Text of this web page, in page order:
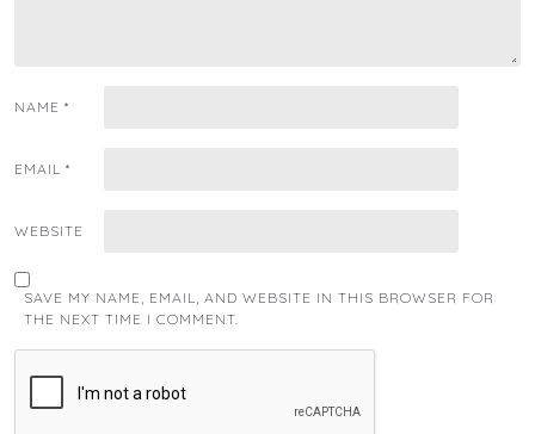
NAME *
EMAIL *
WEBSITE
SAVE MY NAME, EMAIL, AND WEBSITE IN THIS BROWSER FOR
THE NEXT TIME I COMMENT.